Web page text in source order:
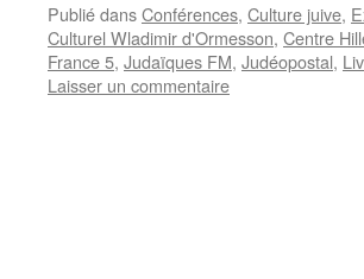
Publié dansConférences, Culture juive,
Culturel Wladimir d'Ormesson, Centre
France 5, Judaïques FM, Judéopostal,
Laisser un commentaire